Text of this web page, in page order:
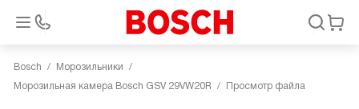
Bosch
Морозильники
Морозильная камера Bosch GSV 29VW20R
Просмотр файла